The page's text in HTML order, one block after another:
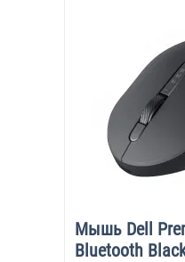
Мышь Dell
Bluetooth